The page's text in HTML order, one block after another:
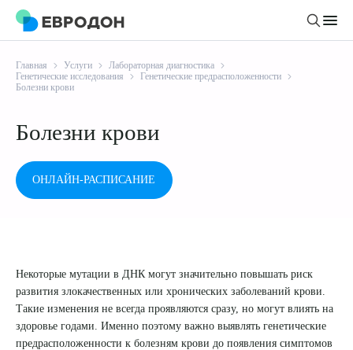
Личный кабинет
О компании
Статьи
Руководство клиники
Правовая информация
Политика конфиденциальности
Пользовательское соглашение
Врачи
Услуги и цены
Инструментальная диагностика
Хирургический стационар
Подготовка к анализам
Подготовка к диагностике
Филиалы
Главная Услуги
Лабораторная диагностика
Генетические исследования
Генетические предрасположенности
Болезни крови
Болезни крови
ОНЛАЙН-РАСПИСАНИЕ
Некоторые мутации в ДНК могут значительно повышать риск
развития злокачественных или хронических заболеваний крови.
Такие изменения не всегда проявляются сразу, но могут влиять на
здоровье годами. Именно поэтому важно выявлять генетические
предрасположенности к болезням крови до появления симптомов